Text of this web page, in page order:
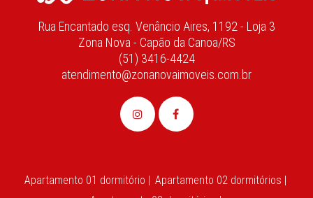
Rua Encantado esq. Venâncio Aires, 1192 - Loja 3
Zona Nova - Capão da Canoa/RS
(51) 3416-4424
atendimento@zonanovaimoveis.com.br
Apartamento 01 dormitório | Apartamento 02 dormitórios |